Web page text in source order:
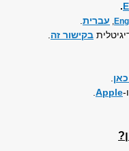
.
, עברית
בקישור זה
ו-Apple